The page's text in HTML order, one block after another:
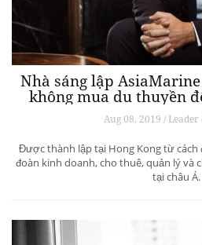
Nhà sáng lập
không mua du thuyền
Aug 08, 2019 / Leader
Được thành lập tại Hong Kong từ cách
đoàn kinh doanh, cho thuê, quản lý và
tại châu Á.